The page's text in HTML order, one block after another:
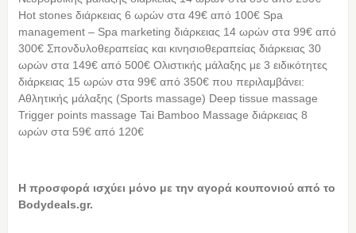
Ηοt stones διάρκειας 6 ωρών στα 49€ από 100€ Spa
management – Spa marketing διάρκειας 14 ωρών στα 99€ από
300€ Σπονδυλοθεραπείας και κινησιοθεραπείας διάρκειας 30
ωρών στα 149€ από 500€ Ολιστικής μάλαξης με 3 ειδικότητες
διάρκειας 15 ωρών στα 99€ από 350€ που περιλαμβάνει:
Αθλητικής μάλαξης (Sports massage) Deep tissue massage
Trigger points massage Tai Bamboo Massage διάρκειας 8
ωρών στα 59€ από 120€
Η προσφορά ισχύει μόνο με την αγορά κουπονιού από τo
Bodydeals.gr.